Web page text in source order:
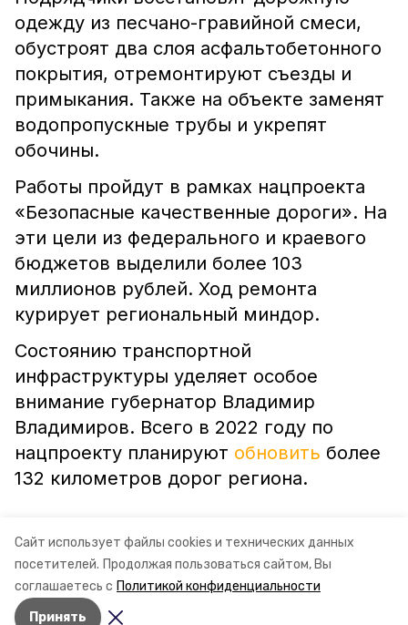
Сайт использует файлы cookies и технических данных
посетителей. Продолжая пользоваться сайтом, Вы
соглашаетесь с Политикой конфиденциальности
Принять
одежду из песчано-гравийной смеси,
обустроят два слоя асфальтобетонного
покрытия, отремонтируют съезды и
примыкания. Также на объекте заменят
водопропускные трубы и укрепят
обочины.
Работы пройдут в рамках нацпроекта
«Безопасные качественные дороги». На
эти цели из федерального и краевого
бюджетов выделили более 103
миллионов рублей. Ход ремонта
курирует региональный миндор.
Состоянию транспортной
инфраструктуры уделяет особое
внимание губернатор Владимир
Владимиров. Всего в 2022 году по
нацпроекту планируют обновить более
132 километров дорог региона.
ставропольский край миндор ск
Авторы: Сталина Лесь-Нелина